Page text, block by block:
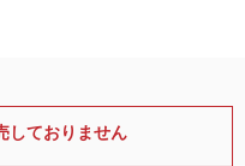
しておりません